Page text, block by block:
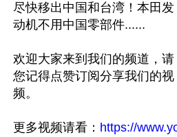
尽快移出中国和台湾！本田发
动机不用中国零部件......
欢迎大家来到我们的频道，请
您记得点赞订阅分享我们的视
频。
更多视频请看： https://